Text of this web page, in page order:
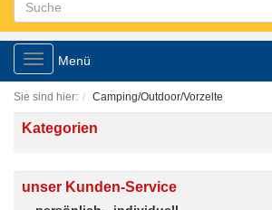
Toggle
navigation
Menü
Sie sind hier: Camping/Outdoor/Vorzelte
Kategorien
unser Kunden-Service